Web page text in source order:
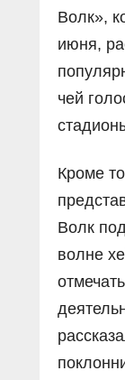
Волк»,
июня,
чей
Кроме
Волк
волне